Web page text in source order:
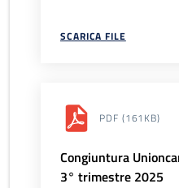
SCARICA FILE
PDF (161KB)
Congiuntura
3° trimestre 2025